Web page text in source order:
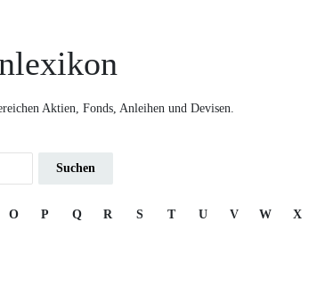
Aktien, Fonds, Anleihen und Devisen.
Suchen
O P Q R S T U V W X